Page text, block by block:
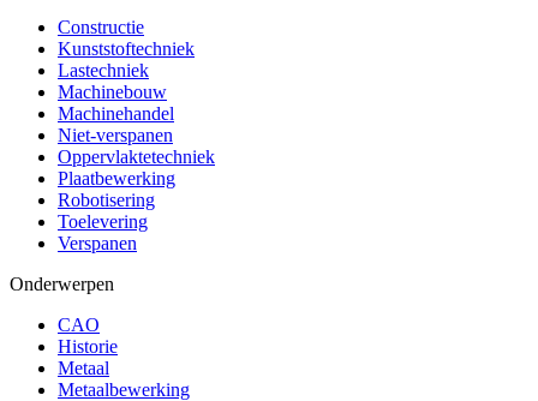
Constructie
Kunststoftechniek
Lastechniek
Machinebouw
Machinehandel
Niet-verspanen
Oppervlaktetechniek
Plaatbewerking
Robotisering
Toelevering
Verspanen
Onderwerpen
CAO
Historie
Metaal
Metaalbewerking